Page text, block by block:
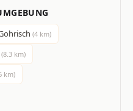
(4 km)
(8.3 km)
km)